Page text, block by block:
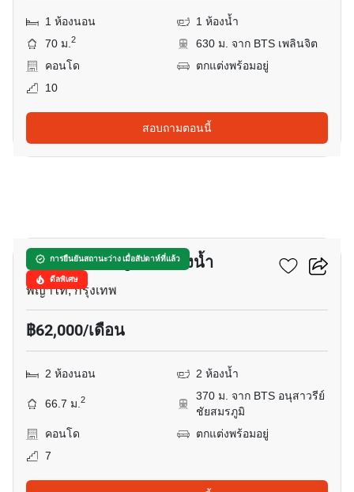
1 ห้องนอน
1 ห้องน้ำ
70 ม.2
630 ม. จาก BTS เพลินจิต
คอนโด
ตกแต่งพร้อมอยู่
10
สอบถามตอนนี้
การยืนยันสถานะว่าง เมื่อสัปดาห์ที่แล้ว
ดีลพิเศษ
ดิ เอ็กซ์โทร พญาไท–รางน้ำ
พญาไท, กรุงเทพ
฿62,000/เดือน
2 ห้องนอน 2 ห้องน้ำ
66.7 ม.2
370 ม. จาก BTS อนุสาวรีย์
ชัยสมรภูมิ
คอนโด
ตกแต่งพร้อมอยู่
7